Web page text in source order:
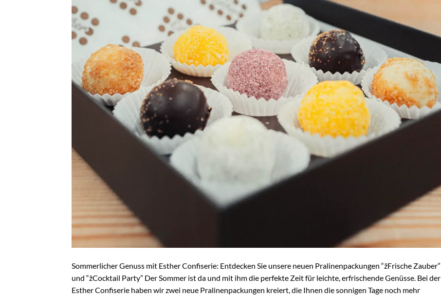
Sommerlicher Genuss mit Esther Confiserie: Entdecken Sie unsere neuen Pralinenpackungen “žFrische Zauber”
und “žCocktail Party” Der Sommer ist da und mit ihm die perfekte Zeit für leichte, erfrischende Genüsse. Bei der
Esther Confiserie haben wir zwei neue Pralinenpackungen kreiert, die Ihnen die sonnigen Tage noch mehr